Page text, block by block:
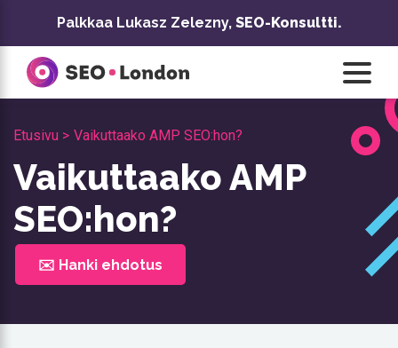
sisältöönPalkkaa Lukasz Zelezny, SEO-Konsultti.
Etusivu > Vaikuttaako AMP SEO:hon?
Vaikuttaako AMP
SEO:hon?
✉️ Hanki ehdotus